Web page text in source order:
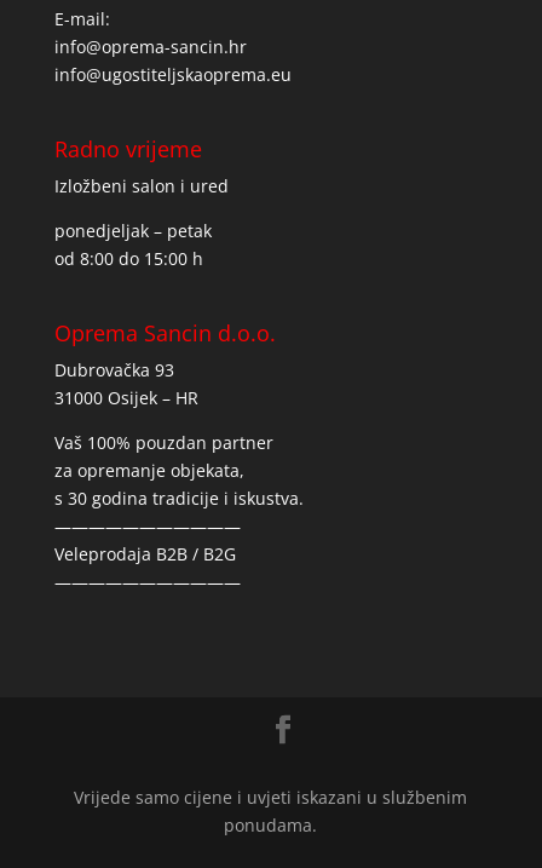
E-mail:
info@oprema-sancin.hr
info@ugostiteljskaoprema.eu
Radno vrijeme
Izložbeni salon i ured
ponedjeljak – petak
od 8:00 do 15:00 h
Oprema Sancin d.o.o.
Dubrovačka 93
31000 Osijek – HR
Vaš 100% pouzdan partner
za opremanje objekata,
s 30 godina tradicije i iskustva.
———————————
Veleprodaja B2B / B2G
———————————
Vrijede samo cijene i uvjeti iskazani u službenim
ponudama.